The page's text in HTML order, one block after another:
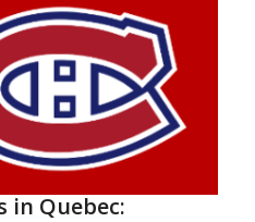
Quebec: